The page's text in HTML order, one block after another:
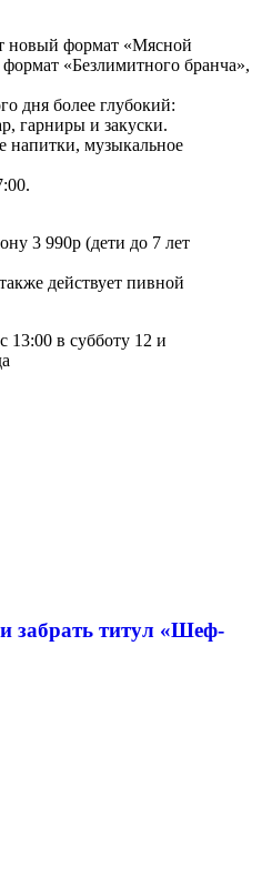
новый формат «Мясной
«Безлимитного бранча»,
дня более глубокий:
гарниры и закуски.
напитки, музыкальное
3 990р (дети до 7 лет
действует пивной
13:00 в субботу 12 и
забрать титул «Шеф-